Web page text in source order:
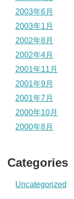
2003年6月
2003年1月
2002年8月
2002年4月
2001年11月
2001年9月
2001年7月
2000年10月
2000年8月
Categories
Uncategorized